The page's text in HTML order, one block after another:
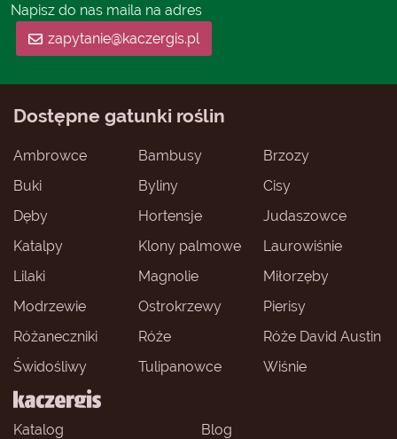
Napisz do nas maila na adres
zapytanie@kaczergis.pl
Katalog Blog
Dostępne gatunki roślin
Ambrowce Bambusy
Brzozy
Buki
Byliny
Cisy
Dęby
Hortensje
Judaszowce
Katalpy
Klony palmowe
Laurowiśnie
Lilaki
Magnolie
Miłorzęby
Modrzewie
Ostrokrzewy
Pierisy
Różaneczniki
Róże
Róże David Austin
Świdośliwy
Tulipanowce Wiśnie